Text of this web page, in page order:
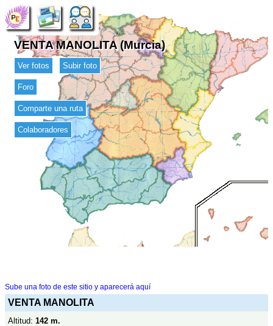
VENTA MANOLITA (Murcia)
Ver fotos Subir foto
Foro
Comparte una ruta
Colaboradores
Sube una foto de este sitio y aparecerá aquí
VENTA MANOLITA
Altitud: 142 m.